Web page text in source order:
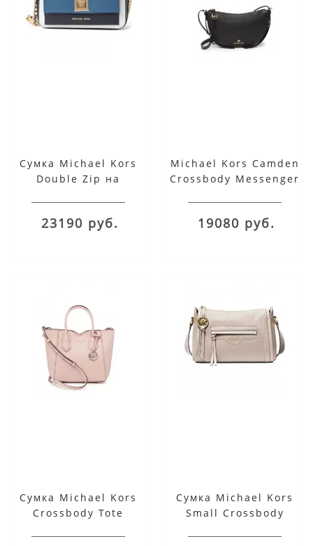
Сумка Michael Kors
Double Zip на
23190 руб.
Michael Kors Camden
Crossbody Messenger
19080 руб.
Сумка Michael Kors
Crossbody Tote
Сумка Michael Kors
Small Crossbody